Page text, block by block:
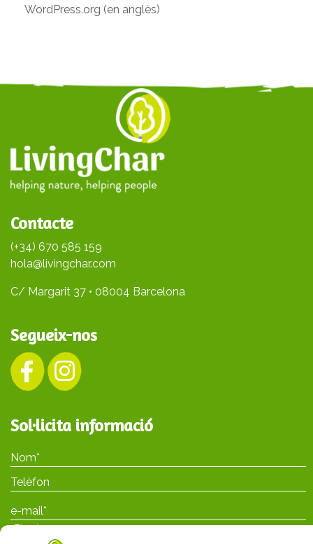
WordPress.org (en anglès)
Contacte
(+34) 670 585 159
hola@livingchar.com
C/ Margarit 37 • 08004 Barcelona
Segueix-nos
Sol·licita informació